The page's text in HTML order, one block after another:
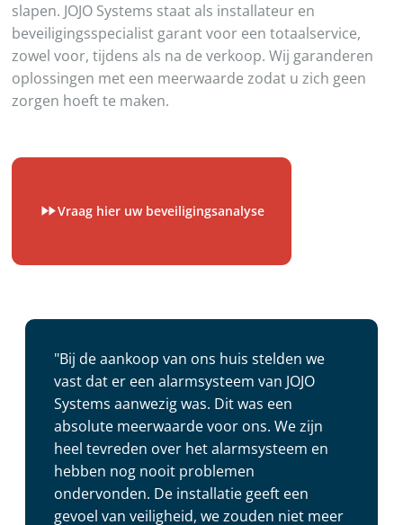
slapen. JOJO Systems staat als installateur en
beveiligingsspecialist garant voor een totaalservice,
zowel voor, tijdens als na de verkoop. Wij garanderen
oplossingen met een meerwaarde zodat u zich geen
zorgen hoeft te maken.
Vraag hier uw beveiligingsanalyse
"Bij de aankoop van ons huis stelden we
vast dat er een alarmsysteem van JOJO
Systems aanwezig was. Dit was een
absolute meerwaarde voor ons. We zijn
heel tevreden over het alarmsysteem en
hebben nog nooit problemen
ondervonden. De installatie geeft een
gevoel van veiligheid, we zouden niet meer